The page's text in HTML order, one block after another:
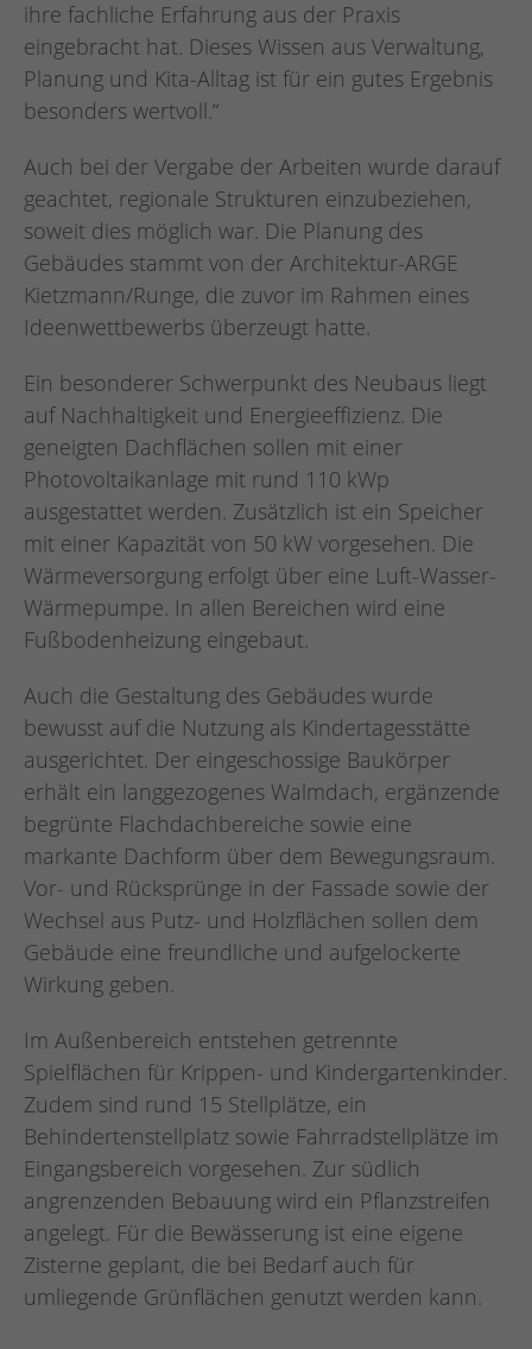
ihre fachliche Erfahrung aus der Praxis
eingebracht hat. Dieses Wissen aus Verwaltung,
Planung und Kita-Alltag ist für ein gutes Ergebnis
besonders wertvoll.“
Auch bei der Vergabe der Arbeiten wurde darauf
geachtet, regionale Strukturen einzubeziehen,
soweit dies möglich war. Die Planung des
Gebäudes stammt von der Architektur-ARGE
Kietzmann/Runge, die zuvor im Rahmen eines
Ideenwettbewerbs überzeugt hatte.
Ein besonderer Schwerpunkt des Neubaus liegt
auf Nachhaltigkeit und Energieeffizienz. Die
geneigten Dachflächen sollen mit einer
Photovoltaikanlage mit rund 110 kWp
ausgestattet werden. Zusätzlich ist ein Speicher
mit einer Kapazität von 50 kW vorgesehen. Die
Wärmeversorgung erfolgt über eine Luft-Wasser-
Wärmepumpe. In allen Bereichen wird eine
Fußbodenheizung eingebaut.
Auch die Gestaltung des Gebäudes wurde
bewusst auf die Nutzung als Kindertagesstätte
ausgerichtet. Der eingeschossige Baukörper
erhält ein langgezogenes Walmdach, ergänzende
begrünte Flachdachbereiche sowie eine
markante Dachform über dem Bewegungsraum.
Vor- und Rücksprünge in der Fassade sowie der
Wechsel aus Putz- und Holzflächen sollen dem
Gebäude eine freundliche und aufgelockerte
Wirkung geben.
Im Außenbereich entstehen getrennte
Spielflächen für Krippen- und Kindergartenkinder.
Zudem sind rund 15 Stellplätze, ein
Behindertenstellplatz sowie Fahrradstellplätze im
Eingangsbereich vorgesehen. Zur südlich
angrenzenden Bebauung wird ein Pflanzstreifen
angelegt. Für die Bewässerung ist eine eigene
Zisterne geplant, die bei Bedarf auch für
umliegende Grünflächen genutzt werden kann.